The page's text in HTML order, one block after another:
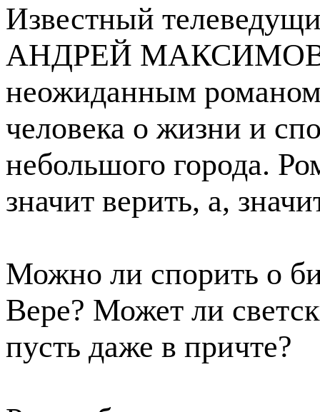
Известный
АНДРЕЙ МАКСИМОВ на
неожиданным
человека о жизни и
небольшого города.
значит верить, а,
Можно ли спорить о
Вере? Может ли
пусть даже в причте?